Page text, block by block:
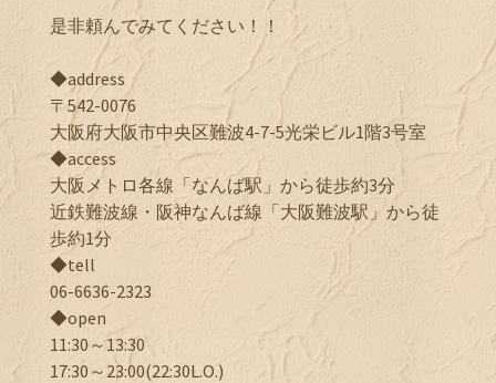
是非頼んでみてください！！
◆address
〒542-0076
大阪府大阪市中央区難波4-7-5光栄ビル1階3号室
◆access
大阪メトロ各線「なんば駅」から徒歩約3分
近鉄難波線・阪神なんば線「大阪難波駅」から徒
歩約1分
◆tell
06-6636-2323
◆open
11:30～13:30
17:30～23:00(22:30L.O.)